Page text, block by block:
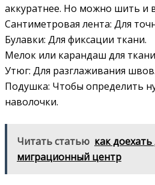
аккуратнее. Но можно шить и
Сантиметровая лента: Для
Булавки: Для фиксации ткани.
Мелок или карандаш для
Утюг: Для разглаживания швов.
Подушка: Чтобы определить
наволочки.
Читать статью как
миграционный центр